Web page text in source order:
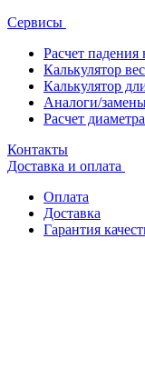
Сервисы
Расчет
Калькулятор
Калькулятор
Аналоги/
Расчет
Контакты
Доставка и оплата
Оплата
Доставка
Гарантия